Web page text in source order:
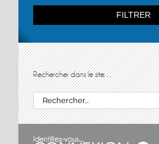
FILTRER
Rechercher dans le site…
Rechercher: